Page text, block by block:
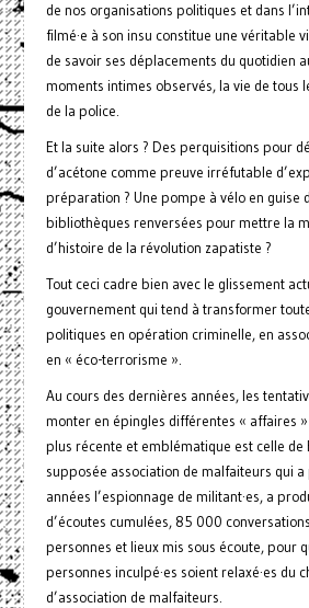
de nos organisations politiques et dans
filmé·e à son insu constitue une véritable
de savoir ses déplacements du quotidien
moments intimes observés, la vie de tous
de la police.
Et la suite alors ? Des perquisitions pour
d’acétone comme preuve irréfutable
préparation ? Une pompe à vélo en guise
bibliothèques renversées pour mettre la
d’histoire de la révolution zapatiste ?
Tout ceci cadre bien avec le glissement
gouvernement qui tend à transformer
politiques en opération criminelle, en
en « éco-terrorisme ».
Au cours des dernières années, les
monter en épingles différentes « affaires
plus récente et emblématique est celle de
supposée association de malfaiteurs qui
années l’espionnage de militant·es, a
d’écoutes cumulées, 85 000
personnes et lieux mis sous écoute, pour
personnes inculpé·es soient relaxé·es du
d’association de malfaiteurs.